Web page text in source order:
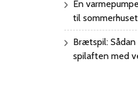
En
til sommerhuset
Brætspil:
spilaften med